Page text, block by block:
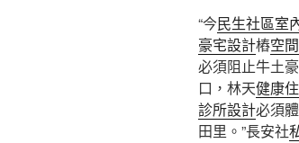
“今民生社區室
豪宅設計樁空
必須阻止牛土
口，林天健康
診所設計必須
田里。”長安社